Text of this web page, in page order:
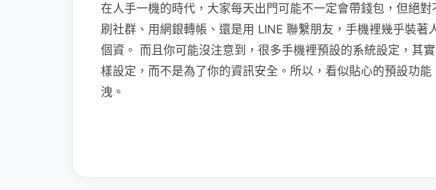
在人手一機的時代，大家每天出門可能不一定會帶錢包，但絕
刷社群、用網銀轉帳、還是用 LINE 聯繫朋友，手機裡幾乎裝著
個資。 而且你可能沒注意到，很多手機裡預設的系統設定，其
樣設定，而不是為了你的資訊安全。所以，看似貼心的預設功
洩。